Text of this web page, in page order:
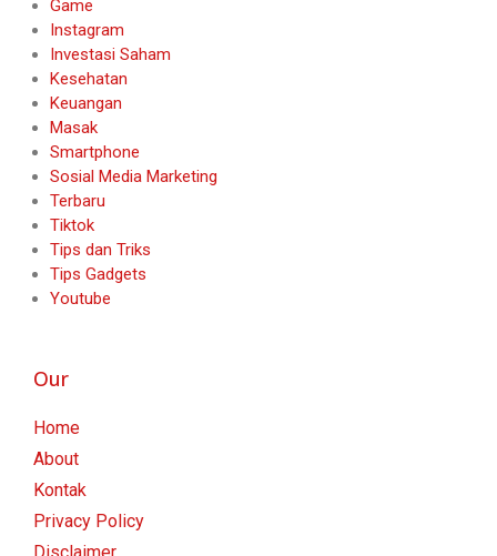
Game
Instagram
Investasi Saham
Kesehatan
Keuangan
Masak
Smartphone
Sosial Media Marketing
Terbaru
Tiktok
Tips dan Triks
Tips Gadgets
Youtube
Our
Home
About
Kontak
Privacy Policy